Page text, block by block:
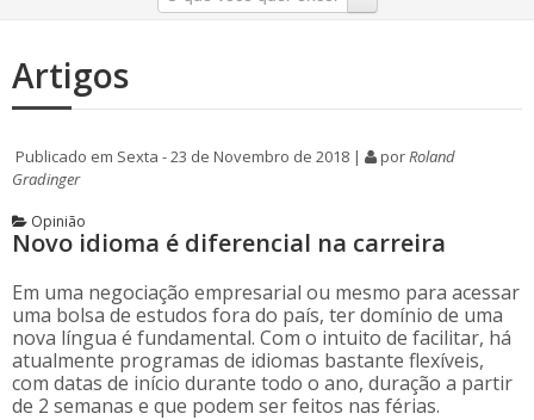
Artigos
Publicado em Sexta - 23 de Novembro de 2018 | porRoland
Gradinger
Opinião
Novo idioma é diferencial na carreira
Em uma negociação empresarial ou mesmo para acessar
uma bolsa de estudos fora do país, ter domínio de uma
nova língua é fundamental. Com o intuito de facilitar, há
atualmente programas de idiomas bastante flexíveis,
com datas de início durante todo o ano, duração a partir
de 2 semanas e que podem ser feitos nas férias.